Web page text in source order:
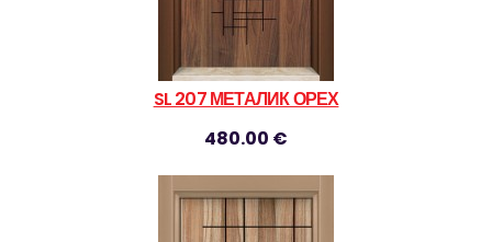
SL 207 МЕТАЛИК ОРЕХ
480.00 €